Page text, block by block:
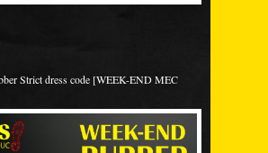
Strict dress code [WEEK-END MEC